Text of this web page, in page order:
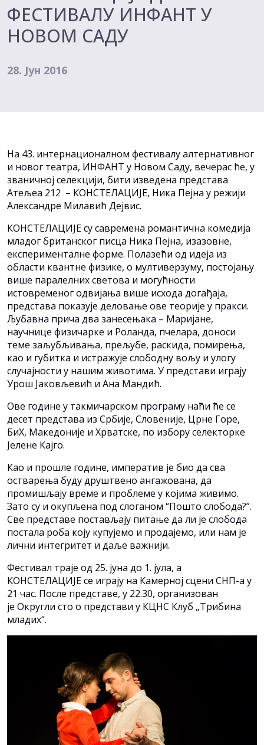
ФЕСТИВАЛУ ИНФАНТ У
НОВОМ САДУ
28. Јун 2016
На 43. интернационалном фестивалу алтернативног
и новог театра, ИНФАНТ у Новом Саду, вечерас ће, у
званичној селекцији, бити изведена представа
Атељеа 212 – КОНСТЕЛАЦИЈЕ, Ника Пејна у режији
Александре Милавић Дејвис.
КОНСТЕЛАЦИЈЕ су савремена романтична комедија
младог британског писца Ника Пејна, изазовне,
експерименталне форме. Полазећи од идеја из
области квантне физике, о мултиверзуму, постојању
више паралелних светова и могућности
истовременог одвијања више исхода догађаја,
представа показује деловање ове теорије у пракси.
Љубавна прича два занесењака – Маријане,
научнице физичарке и Роланда, пчелара, доноси
теме заљубљивања, прељубе, раскида, помирења,
као и губитка и истражује слободну вољу и улогу
случајности у нашим животима. У представи играју
Урош Јаковљевић и Ана Мандић.
Ове године у такмичарском програму наћи ће се
десет представа из Србије, Словеније, Црне Горе,
БиХ, Македоније и Хрватске, по избору селекторке
Јелене Кајго.
Као и прошле године, императив је био да сва
остварења буду друштвено ангажована, да
промишљају време и проблеме у којима живимо.
Зато су и окупљена под слоганом “Пошто слобода?”.
Све представе постављају питање да ли је слобода
постала роба коју купујемо и продајемо, или нам је
лични интегритет и даље важнији.
Фестивал траје од 25. јуна до 1. јула, а
КОНСТЕЛАЦИЈЕ се играју на Камерној сцени СНП-а у
21 час. После представе, у 22.30, организован
је Округли сто о представи у КЦНС Клуб „Трибина
младих“.